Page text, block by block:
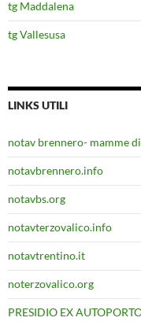
tg Maddalena
tg Vallesusa
LINKS UTILI
notav brennero- mamme
notavbrennero.info
notavbs.org
notavterzovalico.info
notavtrentino.it
noterzovalico.org
PRESIDIO EX